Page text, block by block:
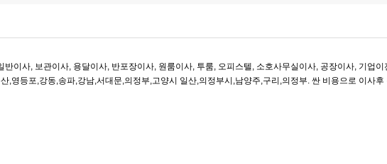
이사, 보관이사, 용달이사, 반포장이사, 원룸이사, 투룸, 오피스텔, 소호사무실이사, 공장이사, 기
산,영등포,강동,송파,강남,서대문,의정부,고양시 일산,의정부시,남양주,구리,의정부. 싼 비용으로 이